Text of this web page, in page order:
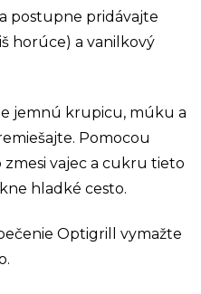
postupne pridávajte
horúce) a vanilkový
jemnú krupicu, múku a
Pomocou
vajec a cukru tieto
hladké cesto.
Optigrill vymažte